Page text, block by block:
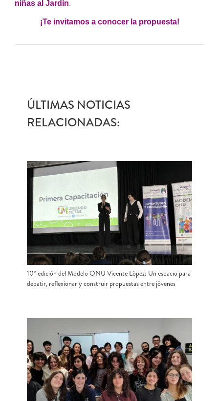
niñas al Jardín.
¡Te invitamos a conocer la propuesta!
ÚLTIMAS NOTICIAS
RELACIONADAS:
10° edición del Modelo ONU Vicente López: Un espacio para
debatir, reflexionar y construir propuestas entre jóvenes